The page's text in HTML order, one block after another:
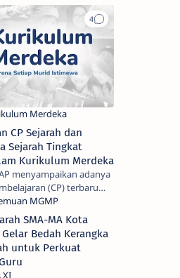
CP Sejarah dan
Sejarah Tingkat
Kurikulum Merdeka
menyampaikan adanya
(CP) terbaru
Nomor
tentang Capaian
terbaru satuan p…
SMA-MA Kota
Bedah Kerangka
untuk Perkuat